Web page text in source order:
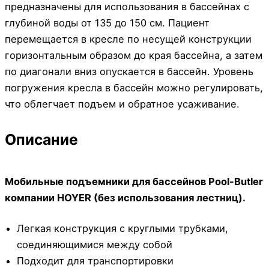
предназначены для использования в бассейнах с
глубиной воды от 135 до 150 см. Пациент
перемещается в кресле по несущей конструкции
горизонтальным образом до края бассейна, а затем
по диагонали вниз опускается в бассейн. Уровень
погружения кресла в бассейн можно регулировать,
что облегчает подъем и обратное усаживание.
Описание
Мобильные подъемники для бассейнов Pool-Butler
компании HOYER (без использования лестниц).
Легкая конструкция с круглыми трубками,
соединяющимися между собой
Подходит для транспортировки